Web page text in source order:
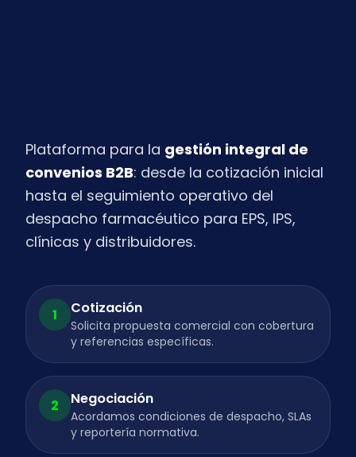
Plataforma para la gestión integral de
convenios B2B: desde la cotización inicial
hasta el seguimiento operativo del
despacho farmacéutico para EPS, IPS,
clínicas y distribuidores.
1 Cotización
Solicita propuesta comercial con cobertura
y referencias específicas.
2 Negociación
Acordamos condiciones de despacho, SLAs
y reportería normativa.